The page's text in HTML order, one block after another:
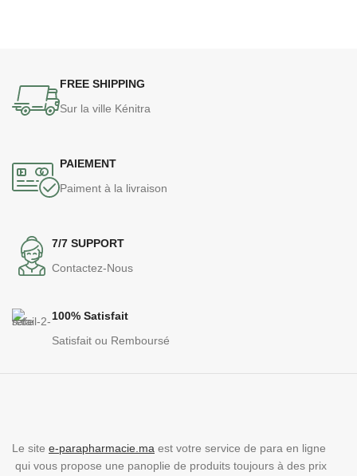
FREE SHIPPING
Sur la ville Kénitra
PAIEMENT
Paiment à la livraison
7/7 SUPPORT
Contactez-Nous
100% Satisfait
Satisfait ou Remboursé
Le site e-parapharmacie.ma est votre service de para en ligne
qui vous propose une panoplie de produits toujours à des prix